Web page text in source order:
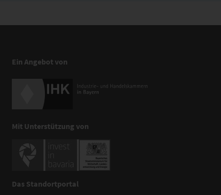
Ein Angebot von
Mit Unterstützung von
Das Standortportal